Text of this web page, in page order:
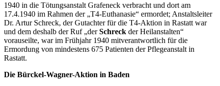
1940 in die Tötungsanstalt Grafeneck verbracht und dort am
17.4.1940 im Rahmen der „T4-Euthanasie“ ermordet; Anstaltsleiter
Dr. Artur Schreck, der Gutachter für die T4-Aktion in Rastatt war
und dem deshalb der Ruf „derSchreck der Heilanstalten“
vorauseilte, war im Frühjahr 1940 mitverantwortlich für die
Ermordung von mindestens 675 Patienten der Pflegeanstalt in
Rastatt.
Die Bürckel-Wagner-Aktion in Baden